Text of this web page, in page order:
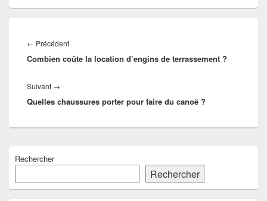
de
l’article
← PrécédentArticle
précédent :
Combien coûte la location d’engins de terrassement ?
Suivant →
suivant :
Quelles chaussures porter pour faire du canoë ?
principale
widget
pour
Rechercher
Rechercher